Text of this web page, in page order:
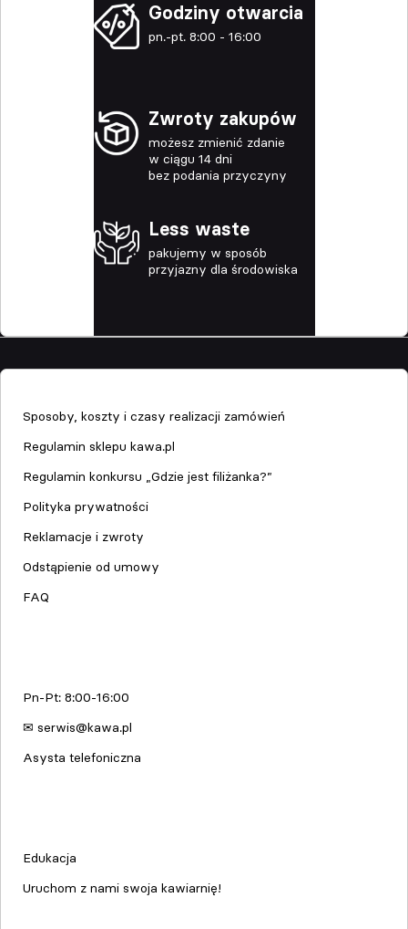
Godziny otwarcia
pn.-pt. 8:00 - 16:00
Zwroty zakupów
możesz zmienić zdanie
w ciągu 14 dni
bez podania przyczyny
Less waste
pakujemy w sposób
przyjazny dla środowiska
Sposoby, koszty i czasy realizacji zamówień
Regulamin sklepu kawa.pl
Regulamin konkursu „Gdzie jest filiżanka?”
Polityka prywatności
Reklamacje i zwroty
Odstąpienie od umowy
FAQ
Pn-Pt: 8:00-16:00
✉ serwis@kawa.pl
Asysta telefoniczna
Edukacja
Uruchom z nami swoja kawiarnię!